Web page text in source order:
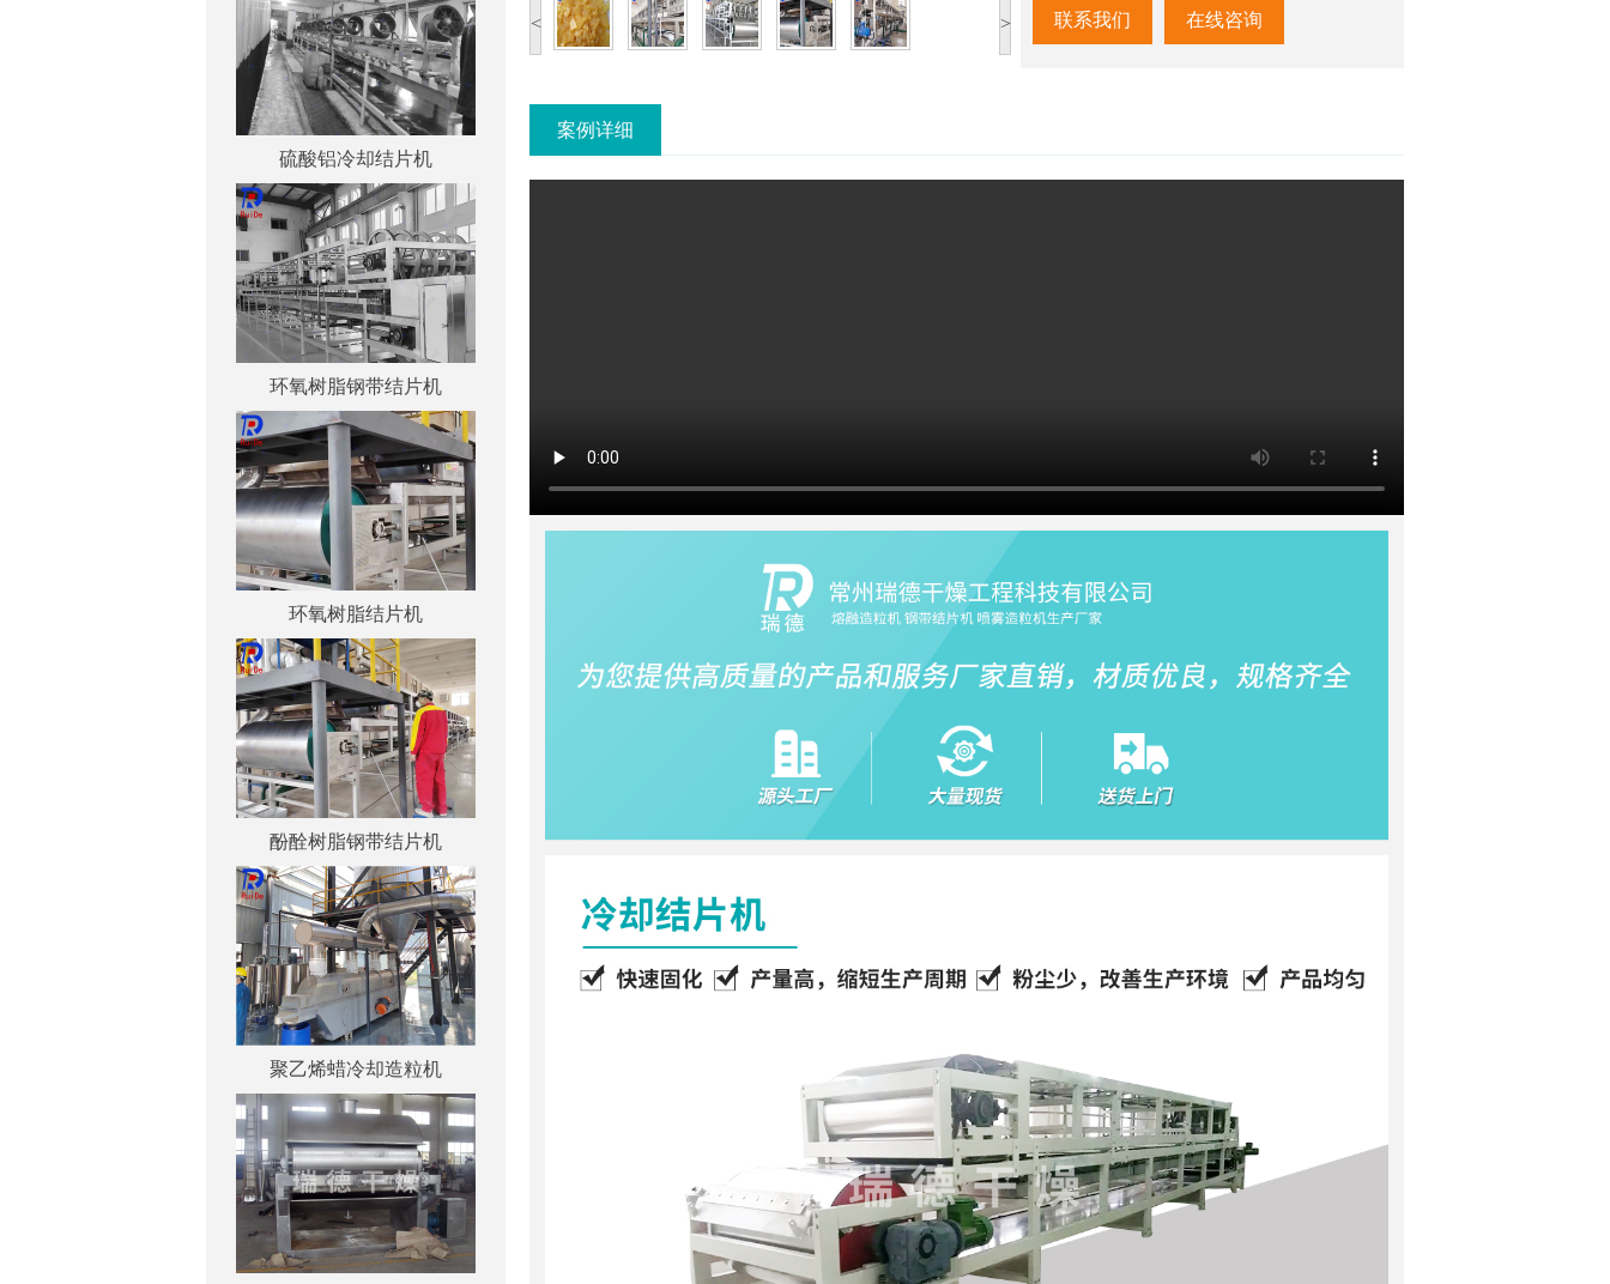
硫酸铝冷却结片机
环氧树脂钢带结片机
环氧树脂结片机
酚酫树脂钢带结片机
聚乙烯蜡冷却造粒机
< > 联系我们 在线咨询
案例详细